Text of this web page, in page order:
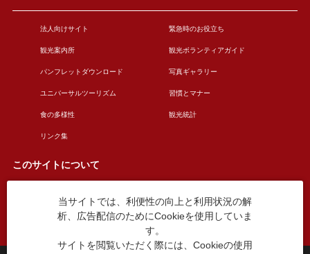
法人向けサイト 緊急時のお役立ち
観光案内所 観光ボランティアガイド
パンフレットダウンロード 写真ギャラリー
ユニバーサルツーリズム 習慣とマナー
食の多様性 観光統計
リンク集
このサイトについて
このサイトについて 広告掲載について
お問い合わせ
当サイトでは、利便性の向上と利用状況の解
析、広告配信のためにCookieを使用していま
す。
サイトを閲覧いただく際には、Cookieの使用